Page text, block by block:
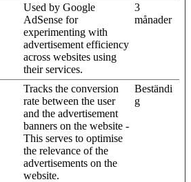
Used by Google
AdSense for
experimenting with
advertisement efficiency
across websites using
their services.
3
månader
Tracks the conversion
rate between the user
and the advertisement
banners on the website -
This serves to optimise
the relevance of the
advertisements on the
website.
Beständi
g